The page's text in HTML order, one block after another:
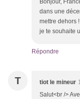
Bonjour,
dans une
mettre dehors
je te souhaite
Répondre
T tiot le mineur
Salut<br />